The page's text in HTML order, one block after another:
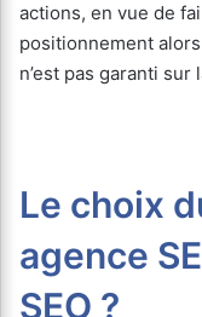
actions, en vue de
positionnement
n’est pas garanti sur
Le choix
agence
SEO ?